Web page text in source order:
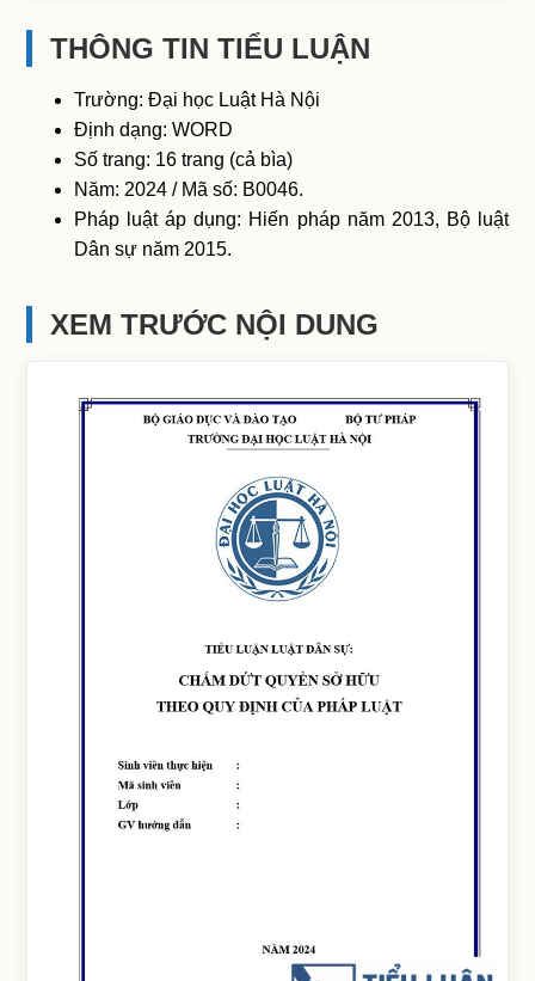
THÔNG TIN TIỂU LUẬN
Trường: Đại học Luật Hà Nội
Định dạng: WORD
Số trang: 16 trang (cả bìa)
Năm: 2024 / Mã số: B0046.
Pháp luật áp dụng: Hiến pháp năm 2013, Bộ luật
Dân sự năm 2015.
XEM TRƯỚC NỘI DUNG